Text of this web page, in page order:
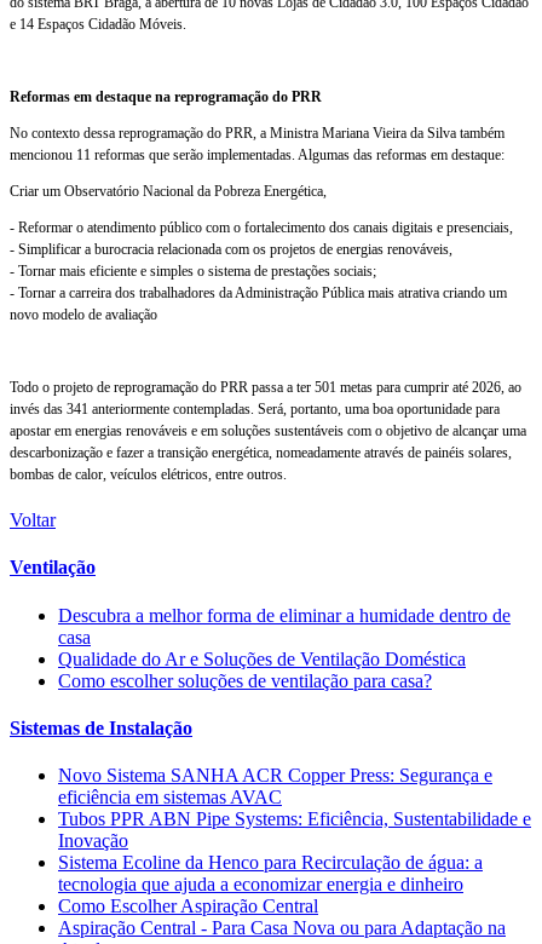
e 14 Espaços Cidadão Móveis.
Reformas em destaque na reprogramação do PRR
No contexto dessa reprogramação do PRR, a Ministra Mariana Vieira da Silva também
mencionou 11 reformas que serão implementadas. Algumas das reformas em destaque:
Criar um Observatório Nacional da Pobreza Energética,
- Reformar o atendimento público com o fortalecimento dos canais digitais e presenciais,
- Simplificar a burocracia relacionada com os projetos de energias renováveis,
- Tornar mais eficiente e simples o sistema de prestações sociais;
- Tornar a carreira dos trabalhadores da Administração Pública mais atrativa criando um
novo modelo de avaliação
Todo o projeto de reprogramação do PRR passa a ter 501 metas para cumprir até 2026, ao
invés das 341 anteriormente contempladas. Será, portanto, uma boa oportunidade para
apostar em energias renováveis e em soluções sustentáveis com o objetivo de alcançar uma
descarbonização e fazer a transição energética, nomeadamente através de painéis solares,
bombas de calor, veículos elétricos, entre outros.
Voltar
Ventilação
Descubra a melhor forma de eliminar a humidade dentro de
casa
Qualidade do Ar e Soluções de Ventilação Doméstica
Como escolher soluções de ventilação para casa?
Sistemas de Instalação
Novo Sistema SANHA ACR Copper Press: Segurança e
eficiência em sistemas AVAC
Tubos PPR ABN Pipe Systems: Eficiência, Sustentabilidade e
Inovação
Sistema Ecoline da Henco para Recirculação de água: a
tecnologia que ajuda a economizar energia e dinheiro
Como Escolher Aspiração Central
Aspiração Central - Para Casa Nova ou para Adaptação na